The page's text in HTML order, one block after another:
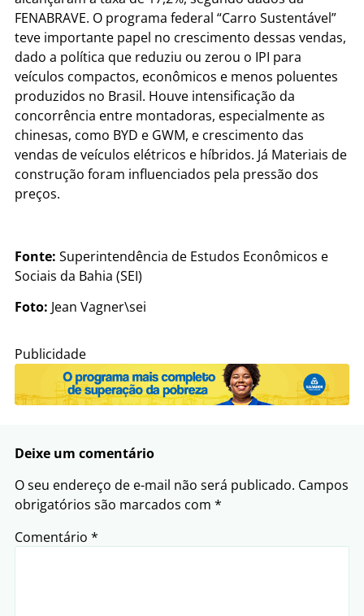
FENABRAVE. O programa federal “Carro Sustentável”
teve importante papel no crescimento dessas vendas,
dado a política que reduziu ou zerou o IPI para
veículos compactos, econômicos e menos poluentes
produzidos no Brasil. Houve intensificação da
concorrência entre montadoras, especialmente as
chinesas, como BYD e GWM, e crescimento das
vendas de veículos elétricos e híbridos. Já Materiais de
construção foram influenciados pela pressão dos
preços.
Fonte: Superintendência de Estudos Econômicos e
Sociais da Bahia (SEI)
Foto: Jean Vagner\sei
Publicidade
Deixe um comentário
O seu endereço de e-mail não será publicado. Campos
obrigatórios são marcados com *
Comentário *